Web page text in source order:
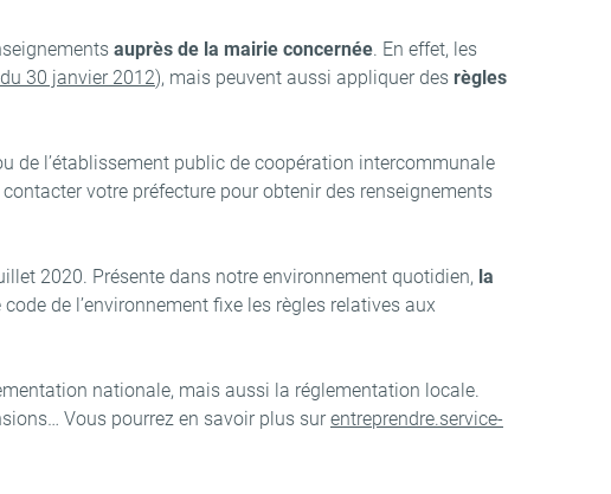
auprès de la mairie concernée. En effet, les
30 janvier 2012), mais peuvent aussi appliquer des règles
de l’établissement public de coopération intercommunale
votre préfecture pour obtenir des renseignements
2020. Présente dans notre environnement quotidien, la
code de l’environnement fixe les règles relatives aux
nationale, mais aussi la réglementation locale.
Vous pourrez en savoir plus sur entreprendre.service-